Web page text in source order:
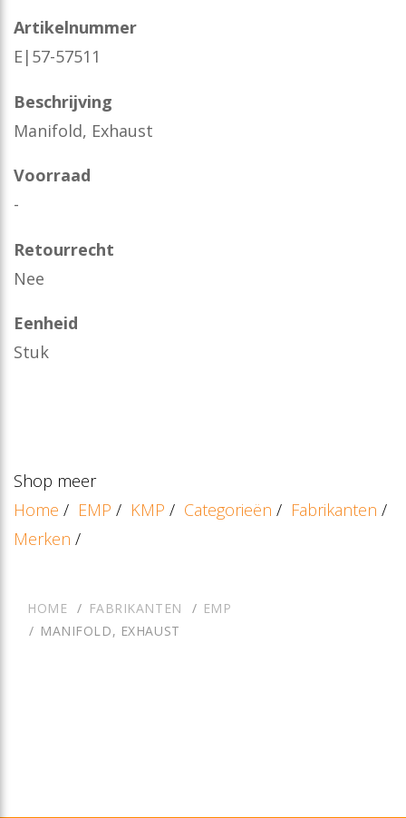
Artikelnummer
E|57-57511
Beschrijving
Manifold, Exhaust
Voorraad
-
Retourrecht
Nee
Eenheid
Stuk
Shop meer
Home / EMP / KMP / Categorieën / Fabrikanten /
Merken /
HOME FABRIKANTEN
EMP
MANIFOLD, EXHAUST